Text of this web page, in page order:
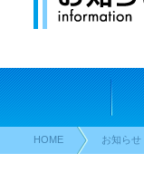
HOME お知らせ